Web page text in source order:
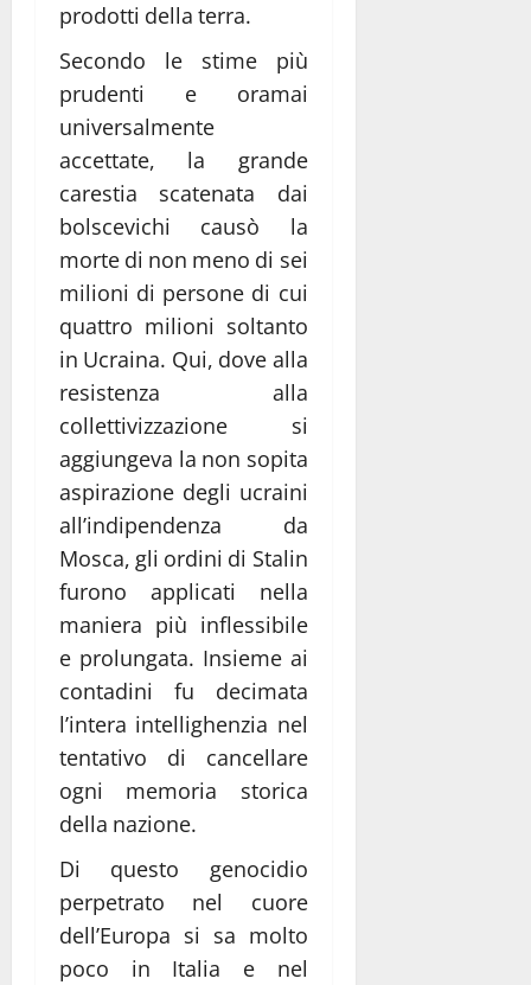
prodotti della terra.
Secondo le stime più
prudenti e oramai
universalmente
accettate, la grande
carestia scatenata dai
bolscevichi causò la
morte di non meno di sei
milioni di persone di cui
quattro milioni soltanto
in Ucraina. Qui, dove alla
resistenza alla
collettivizzazione si
aggiungeva la non sopita
aspirazione degli ucraini
all’indipendenza da
Mosca, gli ordini di Stalin
furono applicati nella
maniera più inflessibile
e prolungata. Insieme ai
contadini fu decimata
l’intera intellighenzia nel
tentativo di cancellare
ogni memoria storica
della nazione.
Di questo genocidio
perpetrato nel cuore
dell’Europa si sa molto
poco in Italia e nel